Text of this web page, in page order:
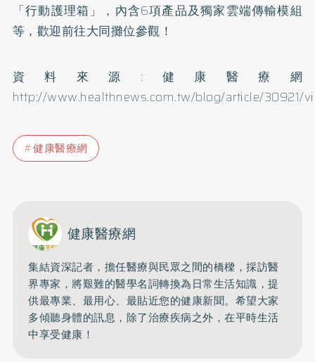
「行動護理箱」，內含6項產品及獨家雲端傳輸模組
等，歡迎前往大同攤位參觀！
資料來源:健康醫療網
http://www.healthnews.com.tw/blog/article/30921/
健康醫療網
健康醫療網
集結資深記者，擔任醫療與民眾之間的橋樑，採訪醫
界專家，將艱難的醫學名詞轉換為日常生活知識，提
供最專業、最用心、最貼近您的健康新聞。希望大家
多傾聽身體的訊息，除了治療疾病之外，在平時生活
中享受健康！